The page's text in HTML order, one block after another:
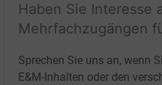
Haben Sie Interesse
Mehrfachzugängen
Sprechen Sie uns an, wenn
E&M-Inhalten oder den